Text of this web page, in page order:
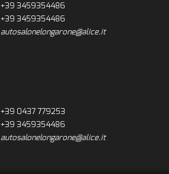
+39 3459354486
+39 3459354486
autosalonelongarone@alice.it
+39 0437 779253
+39 3459354486
autosalonelongarone@alice.it